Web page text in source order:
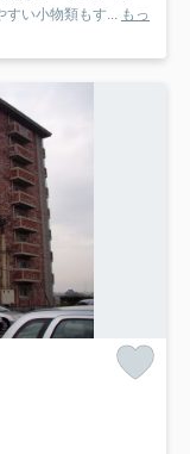
すい小物類もす... もっ